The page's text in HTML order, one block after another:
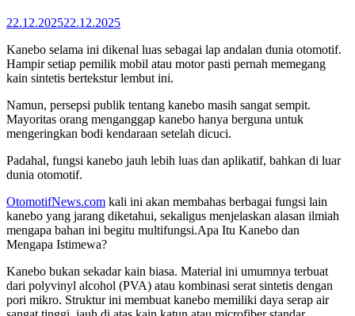
22.12.202522.12.2025
Kanebo selama ini dikenal luas sebagai lap andalan dunia otomotif.
Hampir setiap pemilik mobil atau motor pasti pernah memegang
kain sintetis bertekstur lembut ini.
Namun, persepsi publik tentang kanebo masih sangat sempit.
Mayoritas orang menganggap kanebo hanya berguna untuk
mengeringkan bodi kendaraan setelah dicuci.
Padahal, fungsi kanebo jauh lebih luas dan aplikatif, bahkan di luar
dunia otomotif.
OtomotifNews.com kali ini akan membahas berbagai fungsi lain
kanebo yang jarang diketahui, sekaligus menjelaskan alasan ilmiah
mengapa bahan ini begitu multifungsi.Apa Itu Kanebo dan
Mengapa Istimewa?
Kanebo bukan sekadar kain biasa. Material ini umumnya terbuat
dari polyvinyl alcohol (PVA) atau kombinasi serat sintetis dengan
pori mikro. Struktur ini membuat kanebo memiliki daya serap air